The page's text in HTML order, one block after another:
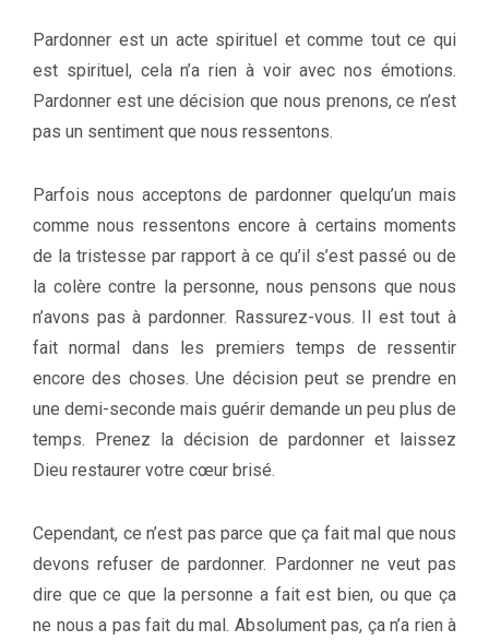
Pardonner est un acte spirituel et comme tout ce qui
est spirituel, cela n’a rien à voir avec nos émotions.
Pardonner est une décision que nous prenons, ce n’est
pas un sentiment que nous ressentons.
Parfois nous acceptons de pardonner quelqu’un mais
comme nous ressentons encore à certains moments
de la tristesse par rapport à ce qu’il s’est passé ou de
la colère contre la personne, nous pensons que nous
n’avons pas à pardonner. Rassurez-vous. Il est tout à
fait normal dans les premiers temps de ressentir
encore des choses. Une décision peut se prendre en
une demi-seconde mais guérir demande un peu plus de
temps. Prenez la décision de pardonner et laissez
Dieu restaurer votre cœur brisé.
Cependant, ce n’est pas parce que ça fait mal que nous
devons refuser de pardonner. Pardonner ne veut pas
dire que ce que la personne a fait est bien, ou que ça
ne nous a pas fait du mal. Absolument pas, ça n’a rien à